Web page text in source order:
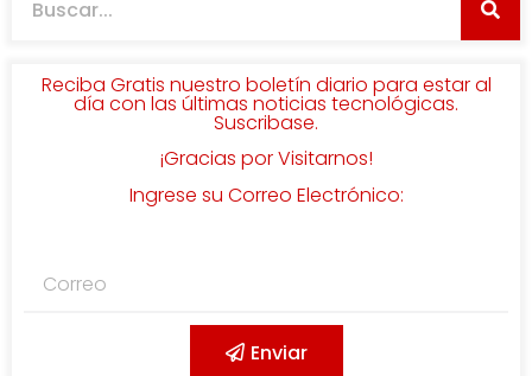
Reciba Gratis nuestro boletín diario para estar al
día con las últimas noticias tecnológicas.
Suscribase.
¡Gracias por Visitarnos!
Ingrese su Correo Electrónico:
Enviar